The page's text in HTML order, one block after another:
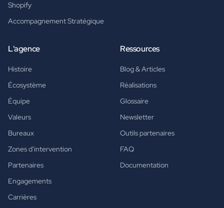
Shopify
Accompagnement Stratégique
L'agence
Histoire
Écosystème
Équipe
Valeurs
Bureaux
Zones d'intervention
Partenaires
Engagements
Carrières
Ressources
Blog & Articles
Réalisations
Glossaire
Newsletter
Outils partenaires
FAQ
Documentation